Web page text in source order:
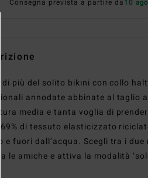
Consegna prevista a partire da10
di più del solito bikini con collo
annodate abbinate al taglio
media e tanta voglia di
69% di tessuto elasticizzato
e fuori dall’acqua. Scegli tra i
le amiche e attiva la modalità